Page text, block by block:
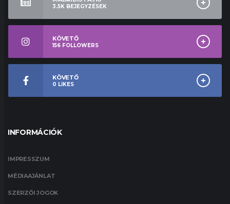
3.5K BEJEGYZÉSEK
KÖVETŐ
156 FOLLOWERS
KÖVETŐ
0 LIKES
INFORMÁCIÓK
IMPRESSZUM
MÉDIAAJÁNLAT
SZERZŐI JOGOK